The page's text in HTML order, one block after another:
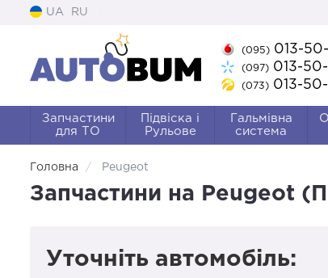
UA RU
(095)013-
(097)013-
(073)013-
Запчастини
для ТО
Підвіска і
Рульове
Гальмівна
система
Головна Peugeot
Запчастини на Peugeot
Уточніть автомобіль: